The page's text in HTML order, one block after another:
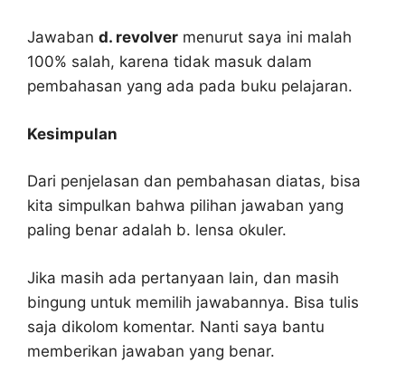
Jawaban d. revolver menurut saya ini malah
100% salah, karena tidak masuk dalam
pembahasan yang ada pada buku pelajaran.
Kesimpulan
Dari penjelasan dan pembahasan diatas, bisa
kita simpulkan bahwa pilihan jawaban yang
paling benar adalah b. lensa okuler.
Jika masih ada pertanyaan lain, dan masih
bingung untuk memilih jawabannya. Bisa tulis
saja dikolom komentar. Nanti saya bantu
memberikan jawaban yang benar.